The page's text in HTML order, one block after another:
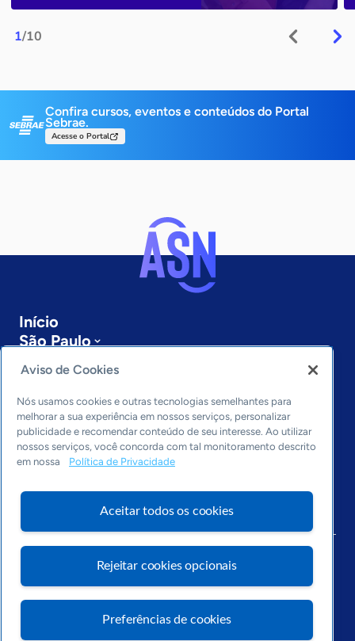
1/10
Confira cursos, eventos e conteúdos do Portal
Sebrae.
Acesse o Portal
Início
São Paulo
Sobre a ASN
Últimas notícias
Entre em contato
Editorias
Economia & Política
Inovação & Tecnologia
Cultura empreendedora
Arquivo
Aviso de Cookies
Nós usamos cookies e outras tecnologias semelhantes para
melhorar a sua experiência em nossos serviços, personalizar
publicidade e recomendar conteúdo de seu interesse. Ao utilizar
nossos serviços, você concorda com tal monitoramento descrito
em nossa
Política de Privacidade
Aceitar todos os cookies
Rejeitar cookies opcionais
Preferências de cookies